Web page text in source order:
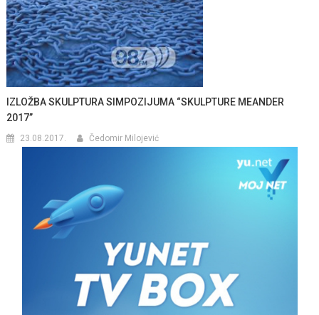
IZLOŽBA SKULPTURA SIMPOZIJUMA “SKULPTURE MEANDER
2017”
23.08.2017. Čedomir Milojević